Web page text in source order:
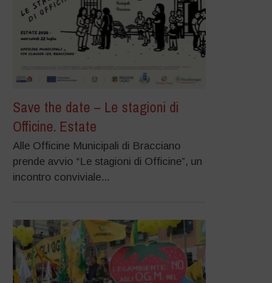
Save the date – Le stagioni di
Officine. Estate
Alle Officine Municipali di Bracciano
prende avvio “Le stagioni di Officine”, un
incontro conviviale...